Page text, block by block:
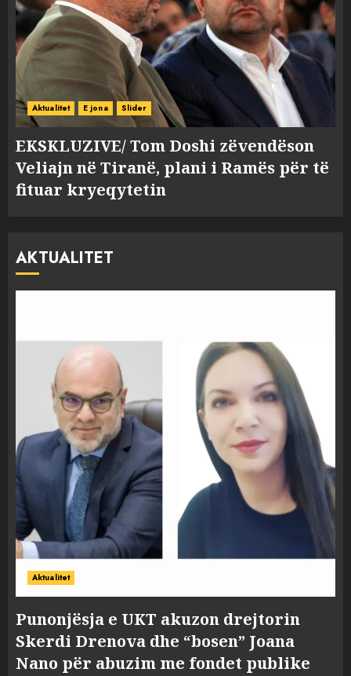
Aktualitet E jona Slider
EKSKLUZIVE/ Tom Doshi zëvendëson
Veliajn në Tiranë, plani i Ramës për të
fituar kryeqytetin
AKTUALITET
Aktualitet
Punonjësja e UKT akuzon drejtorin
Skerdi Drenova dhe “bosen” Joana
Nano për abuzim me fondet publike